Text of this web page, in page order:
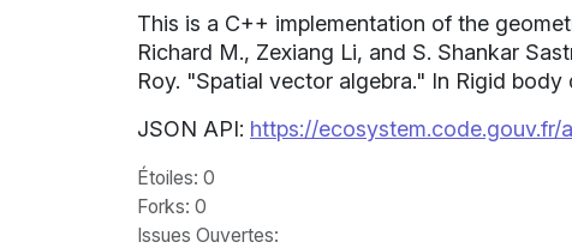
This is a C++ implementation of the
Richard M., Zexiang Li, and S. Shankar
Roy. "Spatial vector algebra." In Rigid
JSON API: https://ecosystem.code.gouv.fr/
Étoiles: 0
Forks: 0
Issues Ouvertes: